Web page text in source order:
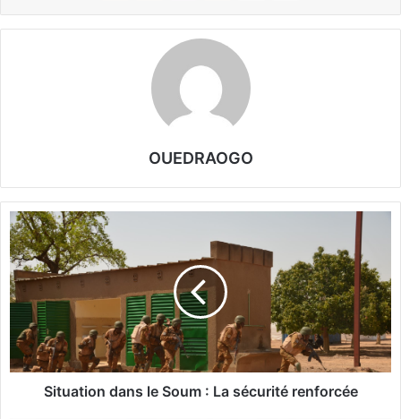
OUEDRAOGO
S
i
t
u
a
n
Situation dans le Soum : La sécurité renforcée